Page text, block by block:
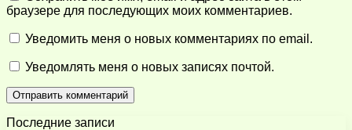
браузере для последующих моих комментариев.
Уведомить меня о новых комментариях по email.
Уведомлять меня о новых записях почтой.
Последние записи